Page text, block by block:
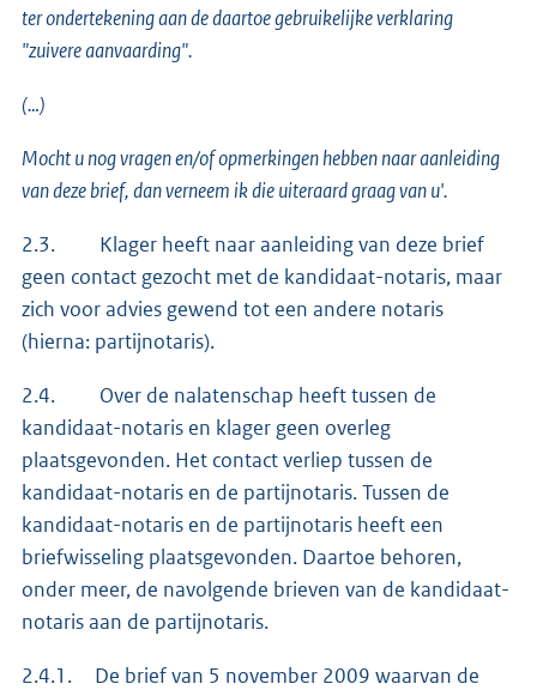
ter ondertekening aan de daartoe gebruikelijke verklaring
"zuivere aanvaarding".
(…)
Mocht u nog vragen en/of opmerkingen hebben naar aanleiding
van deze brief, dan verneem ik die uiteraard graag van u'.
2.3. Klager heeft naar aanleiding van deze brief
geen contact gezocht met de kandidaat-notaris, maar
zich voor advies gewend tot een andere notaris
(hierna: partijnotaris).
2.4. Over de nalatenschap heeft tussen de
kandidaat-notaris en klager geen overleg
plaatsgevonden. Het contact verliep tussen de
kandidaat-notaris en de partijnotaris. Tussen de
kandidaat-notaris en de partijnotaris heeft een
briefwisseling plaatsgevonden. Daartoe behoren,
onder meer, de navolgende brieven van de kandidaat-
notaris aan de partijnotaris.
2.4.1. De brief van 5 november 2009 waarvan de